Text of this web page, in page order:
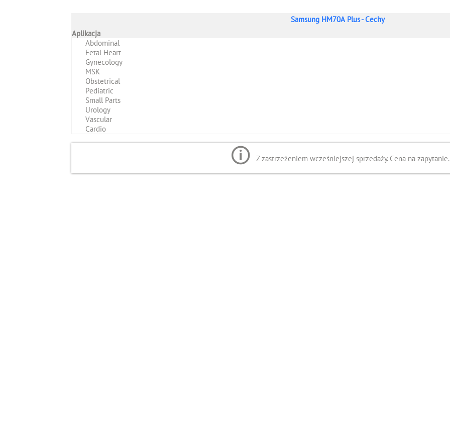
Samsung HM70A Plus - Cechy
Aplikacja
Abdominal
Fetal Heart
Gynecology
MSK
Obstetrical
Pediatric
Small Parts
Urology
Vascular
Cardio
Z zastrzeżeniem wcześniejszej sprzedaży. Cena na zapytanie.